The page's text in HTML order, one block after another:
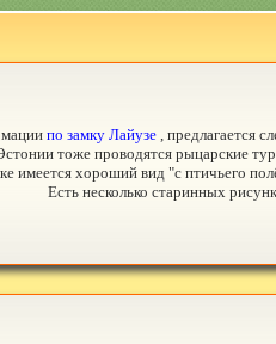
по замку Лайузе , предлагается
тоже проводятся рыцарские
имеется хороший вид "с птичьего
Есть несколько старинных